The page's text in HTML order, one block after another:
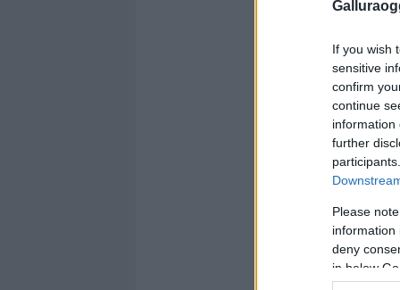
If you wish
sensitive
confirm
continue
information
further
Please
information
deny
in below